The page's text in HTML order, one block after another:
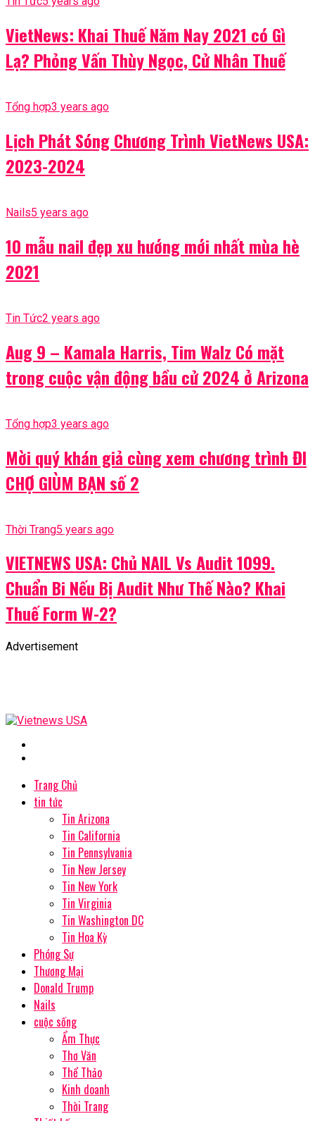
VietNews: Khai Thuế Năm Nay 2021 có Gì
Lạ? Phỏng Vấn Thùy Ngọc, Cử Nhân Thuế
Tổng hợp3 years ago
Lịch Phát Sóng Chương Trình VietNews USA:
2023-2024
Nails5 years ago
10 mẫu nail đẹp xu hướng mới nhất mùa hè
2021
Tin Tức2 years ago
Aug 9 – Kamala Harris, Tim Walz Có mặt
trong cuộc vận động bầu cử 2024 ở Arizona
Tổng hợp3 years ago
Mời quý khán giả cùng xem chương trình ĐI
CHỢ GIÙM BẠN số 2
Thời Trang5 years ago
VIETNEWS USA: Chủ NAIL Vs Audit 1099.
Chuẩn Bi Nếu Bị Audit Như Thế Nào? Khai
Thuế Form W-2?
Advertisement
Trang Chủ
tin tức
Tin Arizona
Tin California
Tin Pennsylvania
Tin New Jersey
Tin New York
Tin Virginia
Tin Washington DC
Tin Hoa Kỳ
Phóng Sự
Thương Mại
Donald Trump
Nails
cuộc sống
Ẩm Thực
Thơ Văn
Thể Thảo
Kinh doanh
Thời Trang